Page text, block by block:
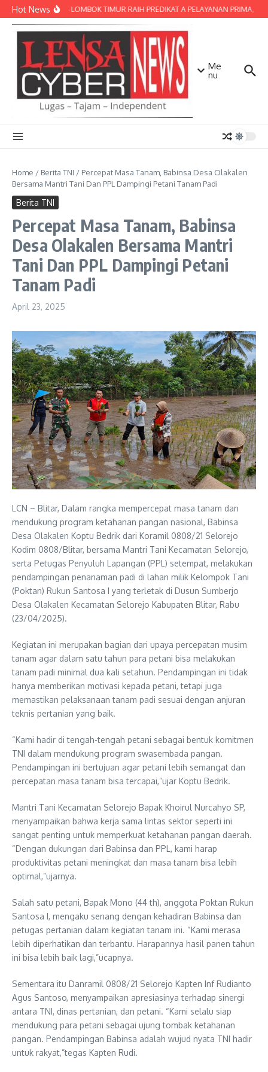
Lewati ke konten
Hot NewsPOLRES LOMBOK TIMUR RAIH PREDIKAT A PELAYANAN PRIMA,
Me
nu
Home / Berita TNI / Percepat Masa Tanam, Babinsa Desa Olakalen
Bersama Mantri Tani Dan PPL Dampingi Petani Tanam Padi
Berita TNI
Percepat Masa Tanam, Babinsa
Desa Olakalen Bersama Mantri
Tani Dan PPL Dampingi Petani
Tanam Padi
April 23, 2025
LCN – Blitar, Dalam rangka mempercepat masa tanam dan
mendukung program ketahanan pangan nasional, Babinsa
Desa Olakalen Koptu Bedrik dari Koramil 0808/21 Selorejo
Kodim 0808/Blitar, bersama Mantri Tani Kecamatan Selorejo,
serta Petugas Penyuluh Lapangan (PPL) setempat, melakukan
pendampingan penanaman padi di lahan milik Kelompok Tani
(Poktan) Rukun Santosa I yang terletak di Dusun Sumberjo
Desa Olakalen Kecamatan Selorejo Kabupaten Blitar, Rabu
(23/04/2025).
Kegiatan ini merupakan bagian dari upaya percepatan musim
tanam agar dalam satu tahun para petani bisa melakukan
tanam padi minimal dua kali setahun. Pendampingan ini tidak
hanya memberikan motivasi kepada petani, tetapi juga
memastikan pelaksanaan tanam padi sesuai dengan anjuran
teknis pertanian yang baik.
“Kami hadir di tengah-tengah petani sebagai bentuk komitmen
TNI dalam mendukung program swasembada pangan.
Pendampingan ini bertujuan agar petani lebih semangat dan
percepatan masa tanam bisa tercapai,”ujar Koptu Bedrik.
Mantri Tani Kecamatan Selorejo Bapak Khoirul Nurcahyo SP,
menyampaikan bahwa kerja sama lintas sektor seperti ini
sangat penting untuk memperkuat ketahanan pangan daerah.
“Dengan dukungan dari Babinsa dan PPL, kami harap
produktivitas petani meningkat dan masa tanam bisa lebih
optimal,”ujarnya.
Salah satu petani, Bapak Mono (44 th), anggota Poktan Rukun
Santosa I, mengaku senang dengan kehadiran Babinsa dan
petugas pertanian dalam kegiatan tanam ini. “Kami merasa
lebih diperhatikan dan terbantu. Harapannya hasil panen tahun
ini bisa lebih baik lagi,”ucapnya.
Sementara itu Danramil 0808/21 Selorejo Kapten Inf Rudianto
Agus Santoso, menyampaikan apresiasinya terhadap sinergi
antara TNI, dinas pertanian, dan petani. “Kami selalu siap
mendukung para petani sebagai ujung tombak ketahanan
pangan. Pendampingan Babinsa adalah wujud nyata TNI hadir
untuk rakyat,”tegas Kapten Rudi.